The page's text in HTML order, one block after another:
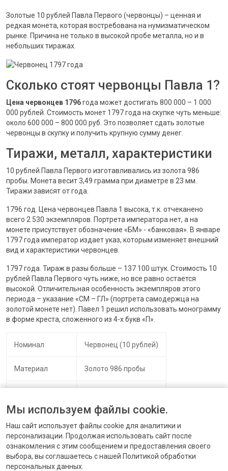
Золотые 10 рублей Павла Первого (червонцы) – ценная и
редкая монета, которая востребована на нумизматическом
рынке. Причина не только в высокой пробе металла, но и в
небольших тиражах.
Сколько стоят червонцы Павла 1?
Цена червонцев 1796года может достигать 800 000 – 1 000
000 рублей. Стоимость монет 1797 года на скупке чуть меньше:
около 600 000 – 800 000 руб. Это позволяет сдать золотые
червонцы в скупку и получить крупную сумму денег.
Тиражи, металл, характеристики
10 рублей Павла Первого изготавливались из золота 986
пробы. Монета весит 3,49 грамма при диаметре в 23 мм.
Тиражи зависят от года.
1796 год. Цена червонцев Павла 1 высока, т.к. отчеканено
всего 2 530 экземпляров. Портрета императора нет, а на
монете присутствует обозначение «БМ» - «банковая». В январе
1797 года император издает указ, которым изменяет внешний
вид и характеристики червонцев.
1797 года. Тираж в разы больше – 137 100 штук. Стоимость 10
рублей Павла Первого чуть ниже, но все равно остается
высокой. Отличительная особенность экземпляров этого
периода – указание «СМ – ГЛ» (портрета самодержца на
золотой монете нет). Павел 1 решил использовать монограмму
в форме креста, сложенного из 4-х букв «П».
Номинал Червонец (10 рублей)
Материал Золото 986 пробы
3,49 грамма
Мы используем файлы cookie.
Наш сайт использует файлы cookie для аналитики и
персонализации. Продолжая использовать сайт после
ознакомления с этим сообщением и предоставления своего
выбора, вы соглашаетесь с нашей Политикой обработки
персональных данных.